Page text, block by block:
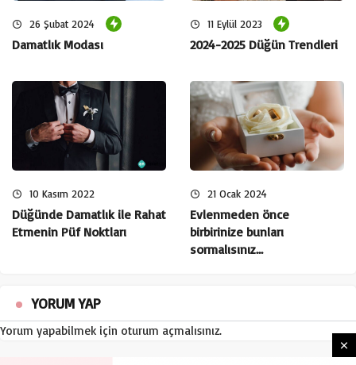
smokin tercih edebilirsiniz. Konsept bir düğün yapacak
iseniz farklı klasik smokin üzeri sırıtmayacak farklı renkte bir
aksesuarları
‘nın başında geliyor. Papyon olur dadamat
olmaz olur mu ? Nede olsa papyonun tamamlayıcısı
damat kuşağı. Düğününüzde smokin kullanacak iseniz
papyon ve damat kuşağı kullanmayı ihmal etme !
Trend Damat Aksesuarları ;Kol Düğmesi
Seçimi
26 Şubat 2024
Damatlık Modası
11 Eylül 2023
2024-2025 Düğün Trendleri
10 Kasım 2022
Düğünde Damatlık ile Rahat
Etmenin Püf Noktları
21 Ocak 2024
Evlenmeden önce
birbirinize bunları
sormalısınız…
YORUM YAP
Yorum yapabilmek için oturum açmalısınız.